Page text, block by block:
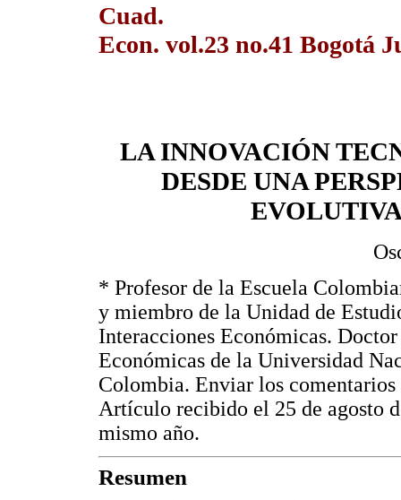
Cuad.
Econ. vol.23 no.41 Bogotá
LA INNOVACIÓN
DESDE UNA
* Profesor de la Escuela
y miembro de la Unidad de
Interacciones Económicas.
Económicas de la Universidad
Colombia. Enviar los
Artículo recibido el 25 de agosto
mismo año.
Resumen